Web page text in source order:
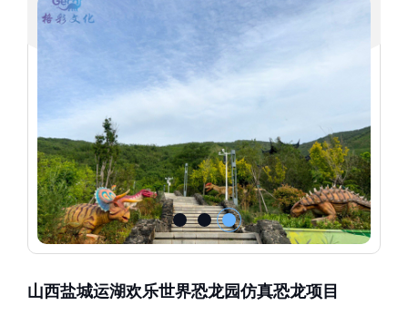
山西盐城运湖欢乐世界恐龙园仿真恐龙项目